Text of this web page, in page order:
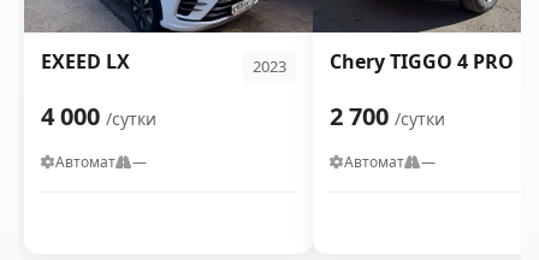
EXEED LX 2023
4 000 /сутки
Автомат —
Chery TIGGO 4 PRO
2 700 /сутки
Автомат —